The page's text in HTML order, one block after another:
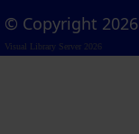
© Copyright
Visual Library Server 2026